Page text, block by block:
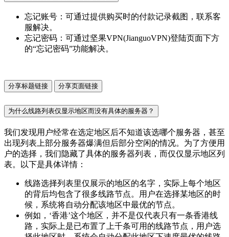
忘记账号：可通过提供购买时的付款记录截图，联系客
服解决。
忘记密码：可通过坚果VPN(JianguoVPN)登陆页面下方
的“忘记密码”功能解决。
分享标题链接 分享页面链接
为什么线路列表仅显示地区而没有具体的服务器？
我们发现用户经常在选定地区后不知道该选哪个服务器，甚至
出现列表上部分服务器爆满但后部分空闲的情况。为了方便用
户的选择，我们隐藏了具体的服务器列表，而仅仅显示地区列
表。以下是具体详情：
线路选择列表里仅展示的地区的名字，实际上每个地区
的背后均包含了很多线路节点。用户在选择某地区的时
候，系统将自动分配该地区中最优的节点。
例如，‘香港’这个地区，并不是仅代表只有一条香港线
路，实际上是已布置了上千条可用的线路节点，用户选